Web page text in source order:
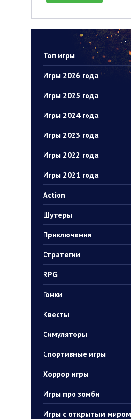
Топ игры
Игры 2026 года
Игры 2025 года
Игры 2024 года
Игры 2023 года
Игры 2022 года
Игры 2021 года
Action
Шутеры
Приключения
Стратегии
RPG
Гонки
Квесты
Симуляторы
Спортивные игры
Хоррор игры
Игры про зомби
Игры с открытым миром